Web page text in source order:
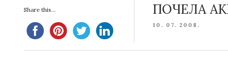
Share this... ПОЧЕЛА
POSTED
10. 07. 2008.